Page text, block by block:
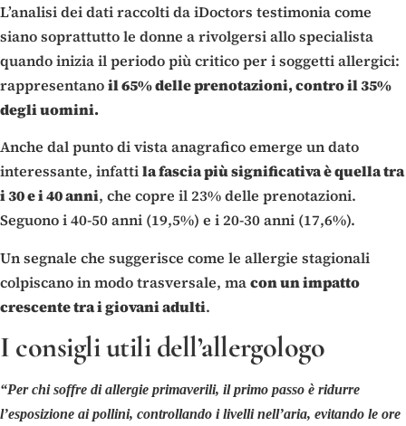
L’analisi dei dati raccolti da iDoctors testimonia come
siano soprattutto le donne a rivolgersi allo specialista
quando inizia il periodo più critico per i soggetti allergici:
rappresentanoil 65% delle prenotazioni, contro il 35%
degli uomini.
Anche dal punto di vista anagrafico emerge un dato
interessante, infattila fascia più significativa è quella tra
i 30 e i 40 anni, che copre il 23% delle prenotazioni.
Seguono i 40-50 anni (19,5%) e i 20-30 anni (17,6%).
Un segnale che suggerisce come le allergie stagionali
colpiscano in modo trasversale, macon un impatto
crescente tra i giovani adulti.
I consigli utili dell’allergologo
“Per chi soffre di allergie primaverili, il primo passo è ridurre
l’esposizione ai pollini, controllando i livelli nell’aria, evitando le ore